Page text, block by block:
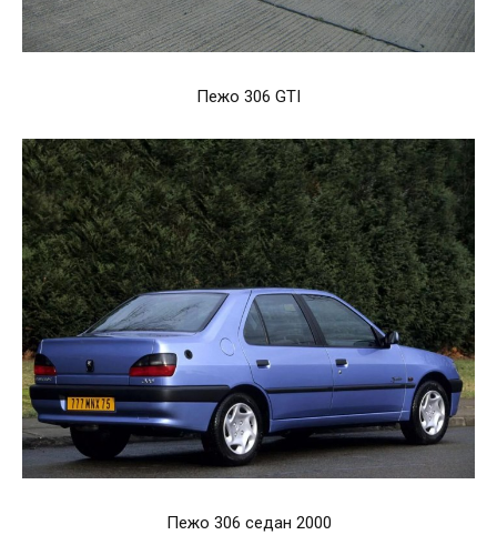
Пежо 306 GTI
Пежо 306 седан 2000